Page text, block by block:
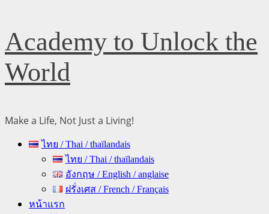
Skip
to
content
Academy to Unlock the
World
Make a Life, Not Just a Living!
Primary ไทย / Thai / thaïlandais
ไทย / Thai / thaïlandais
อังกฤษ / English / anglaise
ฝรั่งเศส / French / Français
หน้าแรก